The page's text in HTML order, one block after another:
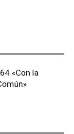
«Con la